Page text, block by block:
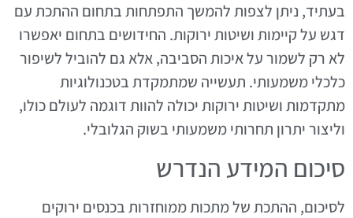
בעתיד, ניתן לצפות להמשך התפתחות בתחום ההתכת עם
דגש על קיימות ושיטות ירוקות. החידושים בתחום יאפשרו
לא רק לשמור על איכות הסביבה, אלא גם להוביל לשיפור
כלכלי משמעותי. תעשייה שמתמקדת בטכנולוגיות
מתקדמות ושיטות ירוקות יכולה להוות דוגמה לעולם כולו,
וליצור יתרון תחרותי משמעותי בשוק הגלובלי.
סיכום המידע הנדרש
לסיכום, ההתכת של מתכות ממוחזרות בכנסים ירוקים